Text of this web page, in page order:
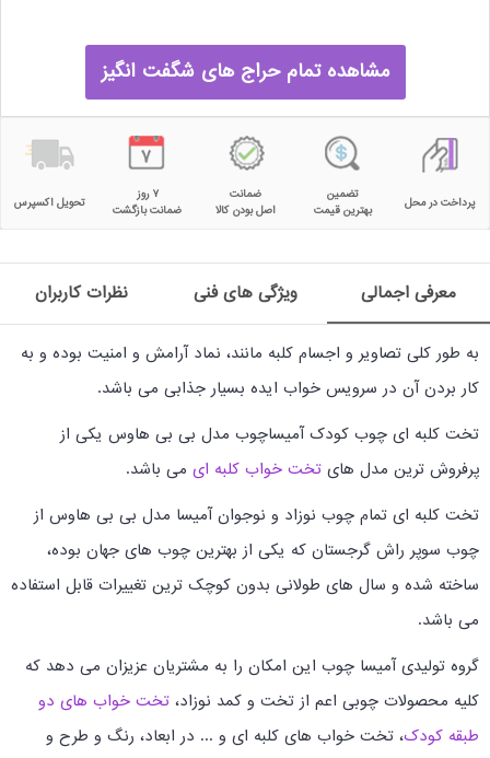
مشاهده تمام حراج های شگفت انگیز
پرداخت در محل
تضمین
بهترین قیمت
ضمانت
اصل بودن کالا
۷ روز
ضمانت بازگشت
تحویل اکسپرس
معرفی اجمالی ویژگی های فنی نظرات کاربران
به طور کلی تصاویر و اجسام کلبه مانند، نماد آرامش و امنیت بوده و به
کار بردن آن در سرویس خواب ایده بسیار جذابی می باشد.
تخت کلبه ای چوب کودک آمیساچوب مدل بی بی هاوس یکی از
پرفروش ترین مدل های تخت خواب کلبه ای می باشد.
تخت کلبه ای تمام چوب نوزاد و نوجوان آمیسا مدل بی بی هاوس از
چوب سوپر راش گرجستان که یکی از بهترین چوب های جهان بوده،
ساخته شده و سال های طولانی بدون کوچک ترین تغییرات قابل استفاده
می باشد.
گروه تولیدی آمیسا چوب این امکان را به مشتریان عزیزان می دهد که
کلیه محصولات چوبی اعم از تخت و کمد نوزاد، تخت خواب های دو
طبقه کودک، تخت خواب های کلبه ای و ... در ابعاد، رنگ و طرح و